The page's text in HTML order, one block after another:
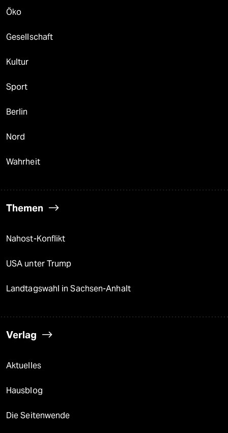
Öko
Gesellschaft
Kultur
Sport
Berlin
Nord
Wahrheit
Themen
Nahost-Konflikt
USA unter Trump
Landtagswahl in Sachsen-Anhalt
Verlag
Aktuelles
Hausblog
Die Seitenwende